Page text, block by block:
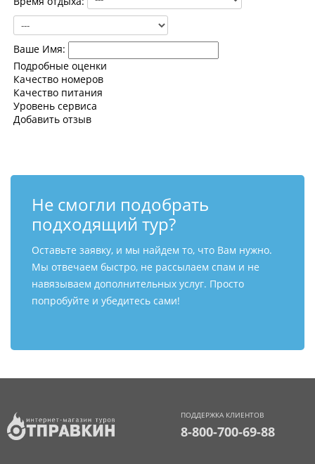
Ваше Имя:
Подробные оценки
Качество номеров
Качество питания
Уровень сервиса
Добавить отзыв
Не смогли подобрать
подходящий тур?
Оставьте заявку, и мы найдем то, что Вам нужно.
Мы отвечаем быстро, не рассылаем спам и не
навязываем дополнительных услуг. Просто
попробуйте и убедитесь сами!
ПОДДЕРЖКА КЛИЕНТОВ
8-800-700-69-88